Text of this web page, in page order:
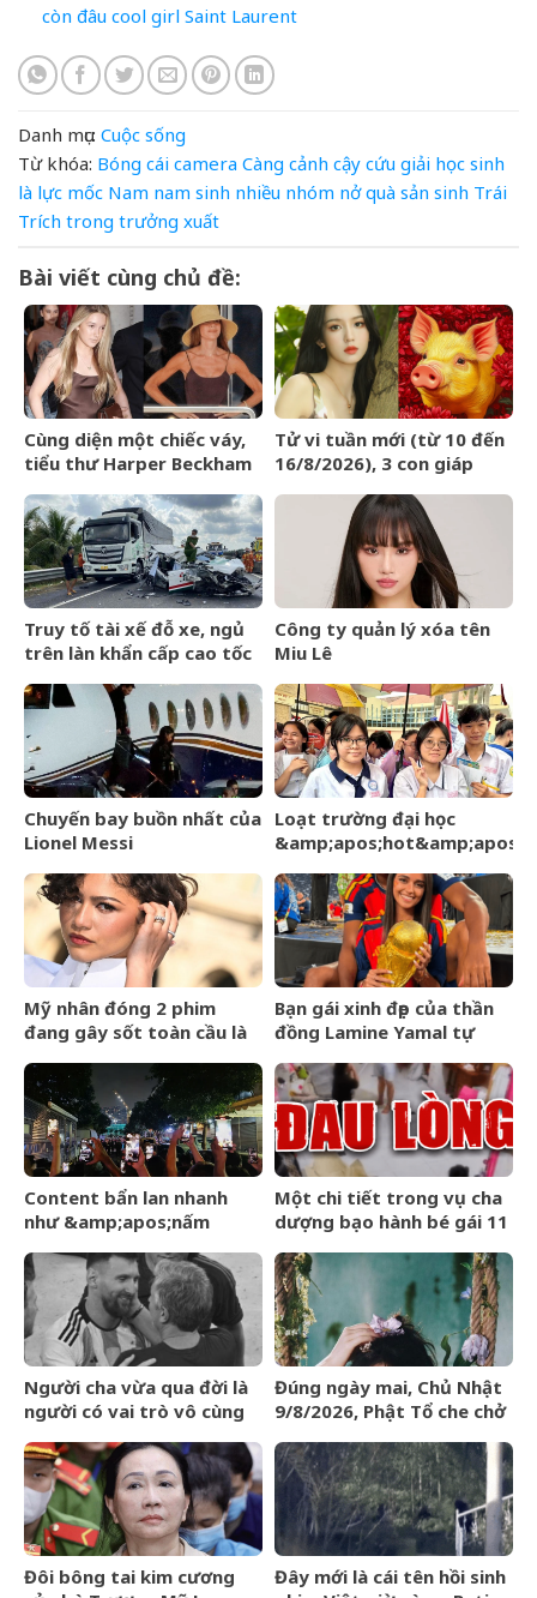
còn đâu cool girl Saint Laurent
Danh mục: Cuộc sống
Từ khóa: Bóng cái camera Càng cảnh cậy cứu giải học sinh
là lực mốc Nam nam sinh nhiều nhóm nở quà sản sinh Trái
Trích trong trưởng xuất
Bài viết cùng chủ đề:
Cùng diện một chiếc váy,
tiểu thư Harper Beckham
Victoria lại gây chú ý vì
vóc dáng gầy gò
Tử vi tuần mới (từ 10 đến
16/8/2026), 3 con giáp
vàng dư dả
Truy tố tài xế đỗ xe, ngủ
trên làn khẩn cấp cao tốc
Công ty quản lý xóa tên
Miu Lê
Chuyến bay buồn nhất của
Lionel Messi
Loạt trường đại học
&amp;apos;hot&amp;apos;
nay, thí sinh hồi hộp chờ
kết quả
Mỹ nhân đóng 2 phim
đang gây sốt toàn cầu là
&amp;apos;Người
Nhện&amp;apos;
Bạn gái xinh đẹp của thần
đồng Lamine Yamal tự
khoẻ đáng lo
Content bẩn lan nhanh
như &amp;apos;nấm
nhiệm của người dùng
mạng?
Một chi tiết trong vụ cha
dượng bạo hành bé gái 11
xót xa: Đây có lẽ là điều
khiến con đau lòng nhất
Người cha vừa qua đời là
người có vai trò vô cùng
đại của Messi
Đúng ngày mai, Chủ Nhật
9/8/2026, Phật Tổ che chở
&amp;apos;đạp trúng mỏ
vàng&amp;apos;, sự
nghiệp vượng phát
Đôi bông tai kim cương
Đây mới là cái tên hồi sinh